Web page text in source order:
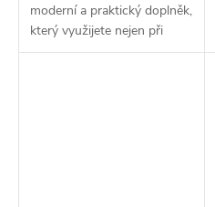
moderní a praktický doplněk,
který využijete nejen při
vycházkách k vodě.